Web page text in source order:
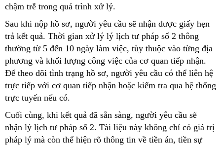
chậm trễ trong quá trình xử lý.
Sau khi nộp hồ sơ, người yêu cầu sẽ nhận được giấy hẹn
trả kết quả. Thời gian xử lý lý lịch tư pháp số 2 thông
thường từ 5 đến 10 ngày làm việc, tùy thuộc vào từng địa
phương và khối lượng công việc của cơ quan tiếp nhận.
Để theo dõi tình trạng hồ sơ, người yêu cầu có thể liên hệ
trực tiếp với cơ quan tiếp nhận hoặc kiểm tra qua hệ thống
trực tuyến nếu có.
Cuối cùng, khi kết quả đã sẵn sàng, người yêu cầu sẽ
nhận lý lịch tư pháp số 2. Tài liệu này không chỉ có giá trị
pháp lý mà còn thể hiện rõ thông tin về tiền án, tiền sự